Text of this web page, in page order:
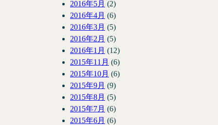
2016年5月 (2)
2016年4月 (6)
2016年3月 (5)
2016年2月 (5)
2016年1月 (12)
2015年11月 (6)
2015年10月 (6)
2015年9月 (9)
2015年8月 (5)
2015年7月 (6)
2015年6月 (6)